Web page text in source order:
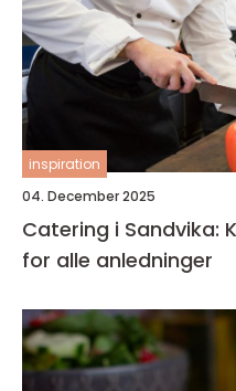
inspiration
04. December 2025
Catering i Sandvika:
for alle anledninger